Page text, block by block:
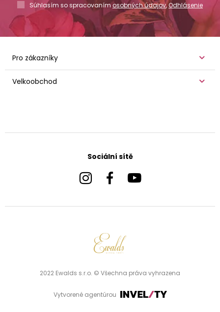
Súhlasím so spracovaním osobných údajov,Odhlásenie
Pro zákazníky
Velkoobchod
Sociální sítě
2022 Ewalds s.r.o. © Všechna práva vyhrazena
Vytvorené agentúrou